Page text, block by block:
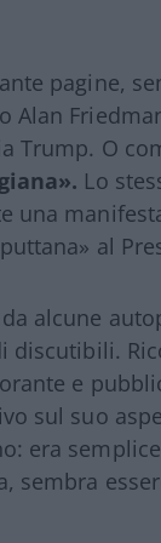
pagine,
Alan
Trump. O
Lo
una
al
alcune
discutibili.
e
sul suo
era
sembra